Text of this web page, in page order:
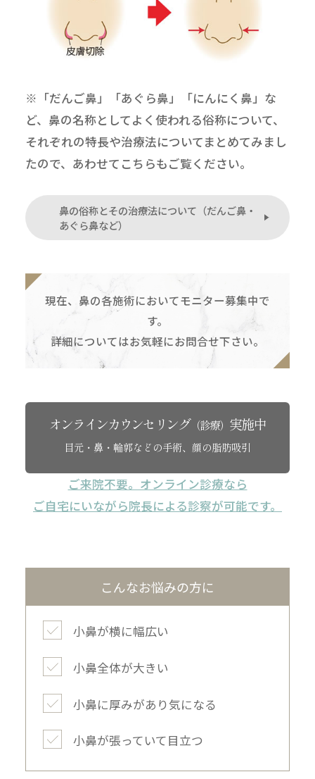
※「だんご鼻」「あぐら鼻」「にんにく鼻」な
ど、鼻の名称としてよく使われる俗称について、
それぞれの特長や治療法についてまとめてみまし
たので、あわせてこちらもご覧ください。
鼻の俗称とその治療法について（だんご鼻・
あぐら鼻など）
現在、鼻の各施術においてモニター募集中で
す。
詳細についてはお気軽にお問合せ下さい。
オンラインカウンセリング（診療） 実施中
目元・鼻・輪郭などの手術、顔の脂肪吸引
ご来院不要。オンライン診療なら
ご自宅にいながら院長による診察が可能です。
こんなお悩みの方に
小鼻が横に幅広い
小鼻全体が大きい
小鼻に厚みがあり気になる
小鼻が張っていて目立つ